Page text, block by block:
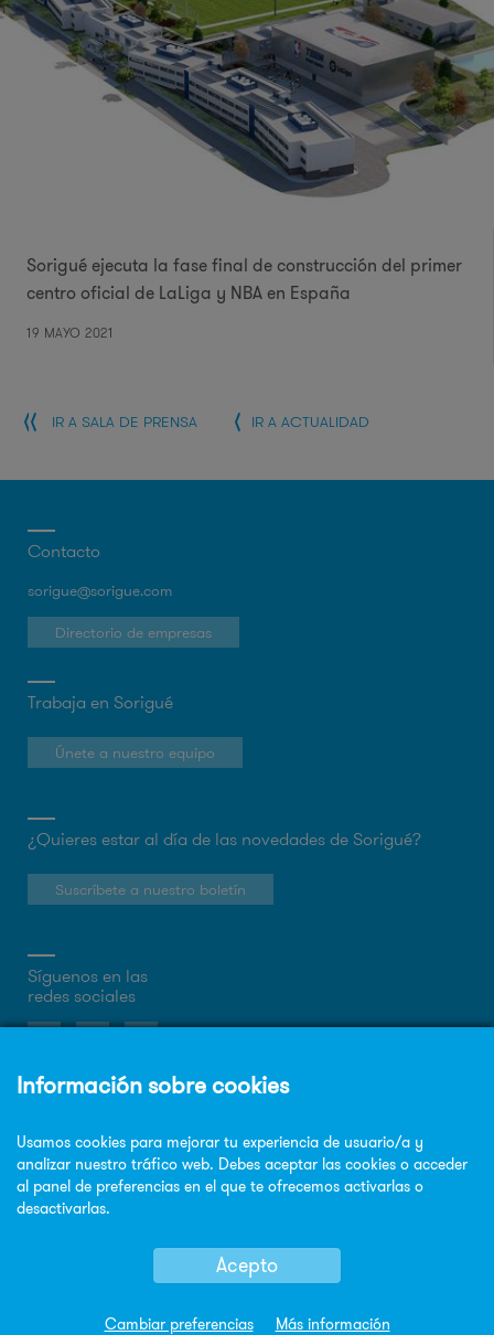
Sorigué ejecuta la fase final de construcción del primer
centro oficial de LaLiga y NBA en España
19 MAYO 2021
IR A SALA DE PRENSA IR A ACTUALIDAD
Contacto
sorigue@sorigue.com
Directorio de empresas
Trabaja en Sorigué
Únete a nuestro equipo
¿Quieres estar al día de las novedades de Sorigué?
Suscríbete a nuestro boletín
Síguenos en las
redes sociales
Sobre la web
Política de privacidad
Política de cookies
© Copyright Sorigué 2026